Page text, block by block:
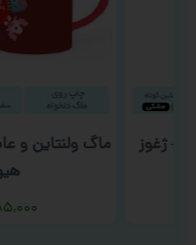
تیشرت زیگول طرح ‘ TVMez – ژغوز
ماگ ولنتاین و